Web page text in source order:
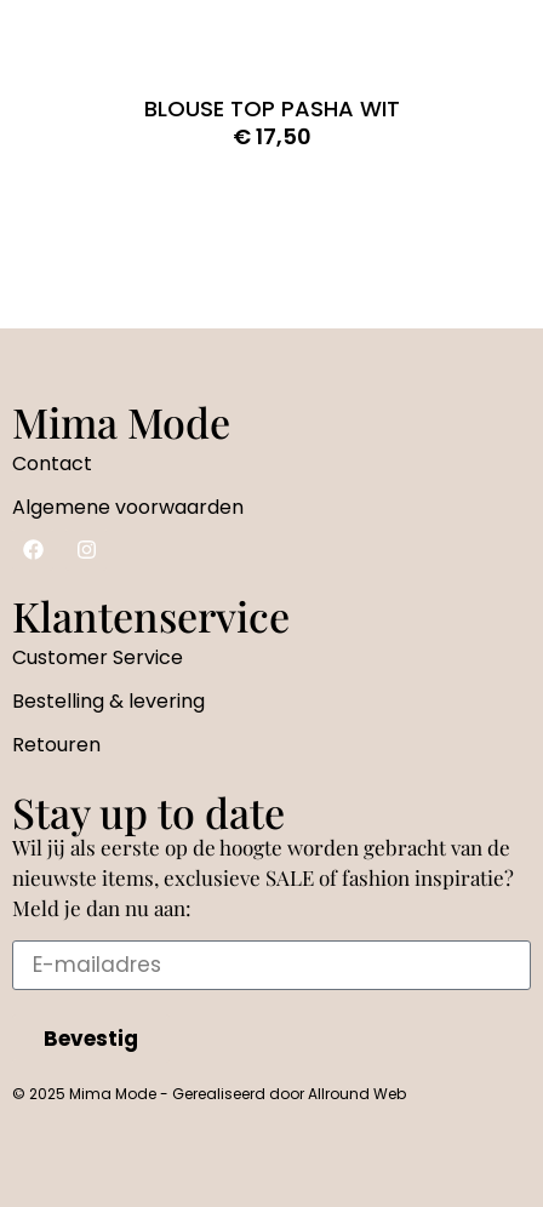
BLOUSE TOP PASHA WIT
€17,50
Mima Mode
Contact
Algemene voorwaarden
Klantenservice
Customer Service
Bestelling & levering
Retouren
Stay up to date
Wil jij als eerste op de hoogte worden gebracht van de
nieuwste items, exclusieve SALE of fashion inspiratie?
Meld je dan nu aan:
Bevestig
© 2025 Mima Mode - Gerealiseerd door Allround Web